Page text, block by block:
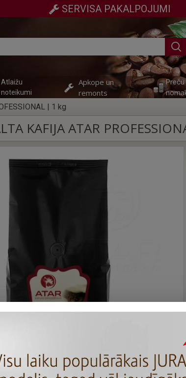
SERVISA PAKALPOJUMI
Atlaižu
noteikumi
Apkope un
remonts
Preču
| 1 kg
KAFIJA ATAR